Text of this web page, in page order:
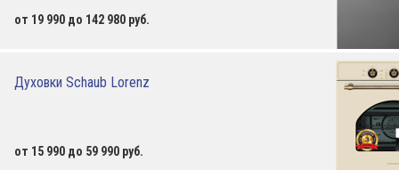
от 19 990 до 142 980 руб.
Духовки Schaub Lorenz
от 15 990 до 59 990 руб.